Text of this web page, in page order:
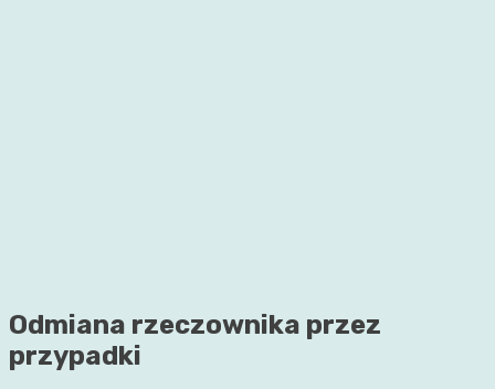
Odmiana rzeczownika przez
przypadki